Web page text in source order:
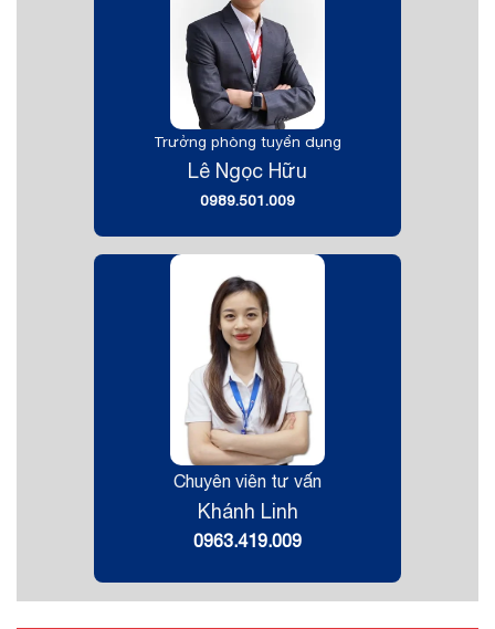
Trưởng phòng tuyển dụng
Lê Ngọc Hữu
0989.501.009
Chuyên viên tư vấn
Khánh Linh
0963.419.009